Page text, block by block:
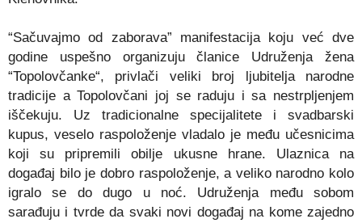
“Sačuvajmo od zaborava” manifestacija koju već dve
godine uspešno organizuju članice Udruženja žena
“Topolovčanke“, privlači veliki broj ljubitelja narodne
tradicije a Topolovčani joj se raduju i sa nestrpljenjem
iščekuju. Uz tradicionalne specijalitete i svadbarski
kupus, veselo raspoloženje vladalo je među učesnicima
koji su pripremili obilje ukusne hrane. Ulaznica na
događaj bilo je dobro raspoloženje, a veliko narodno kolo
igralo se do dugo u noć. Udruženja među sobom
sarađuju i tvrde da svaki novi događaj na kome zajedno